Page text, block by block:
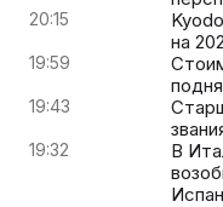
20:15
на
19:59
19:43
19:32
В